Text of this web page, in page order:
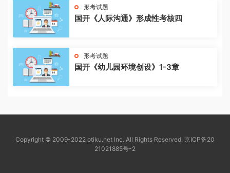
形考试题
国开《人际沟通》形成性考核四
形考试题
国开《幼儿园环境创设》1-3章
Copyright © 2009-2022 otiku.net Inc. All Rights Reserved. 京ICP备20
21021885号-2